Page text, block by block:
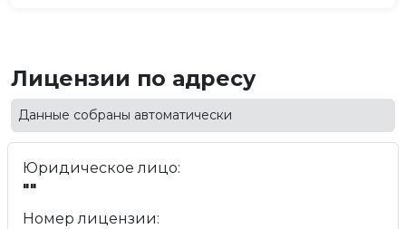
Лицензии по адресу
Данные собраны автоматически
Юридическое лицо:
""
Номер лицензии: